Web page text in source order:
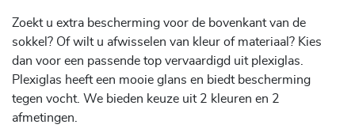
Zoekt u extra bescherming voor de bovenkant van de
sokkel? Of wilt u afwisselen van kleur of materiaal? Kies
dan voor een passende top vervaardigd uit plexiglas.
Plexiglas heeft een mooie glans en biedt bescherming
tegen vocht. We bieden keuze uit 2 kleuren en 2
afmetingen.